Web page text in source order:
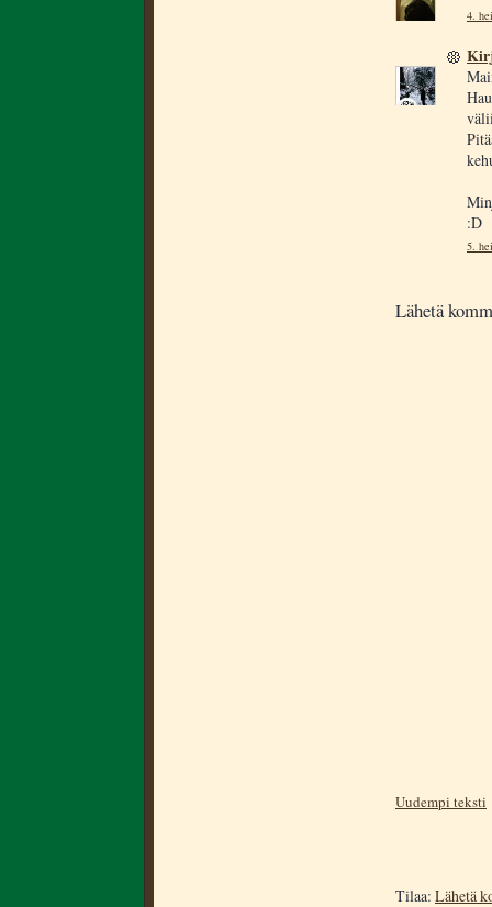
4.
:D
5.
Lähetä
Uudempi teksti
Tilaa: Lähetä